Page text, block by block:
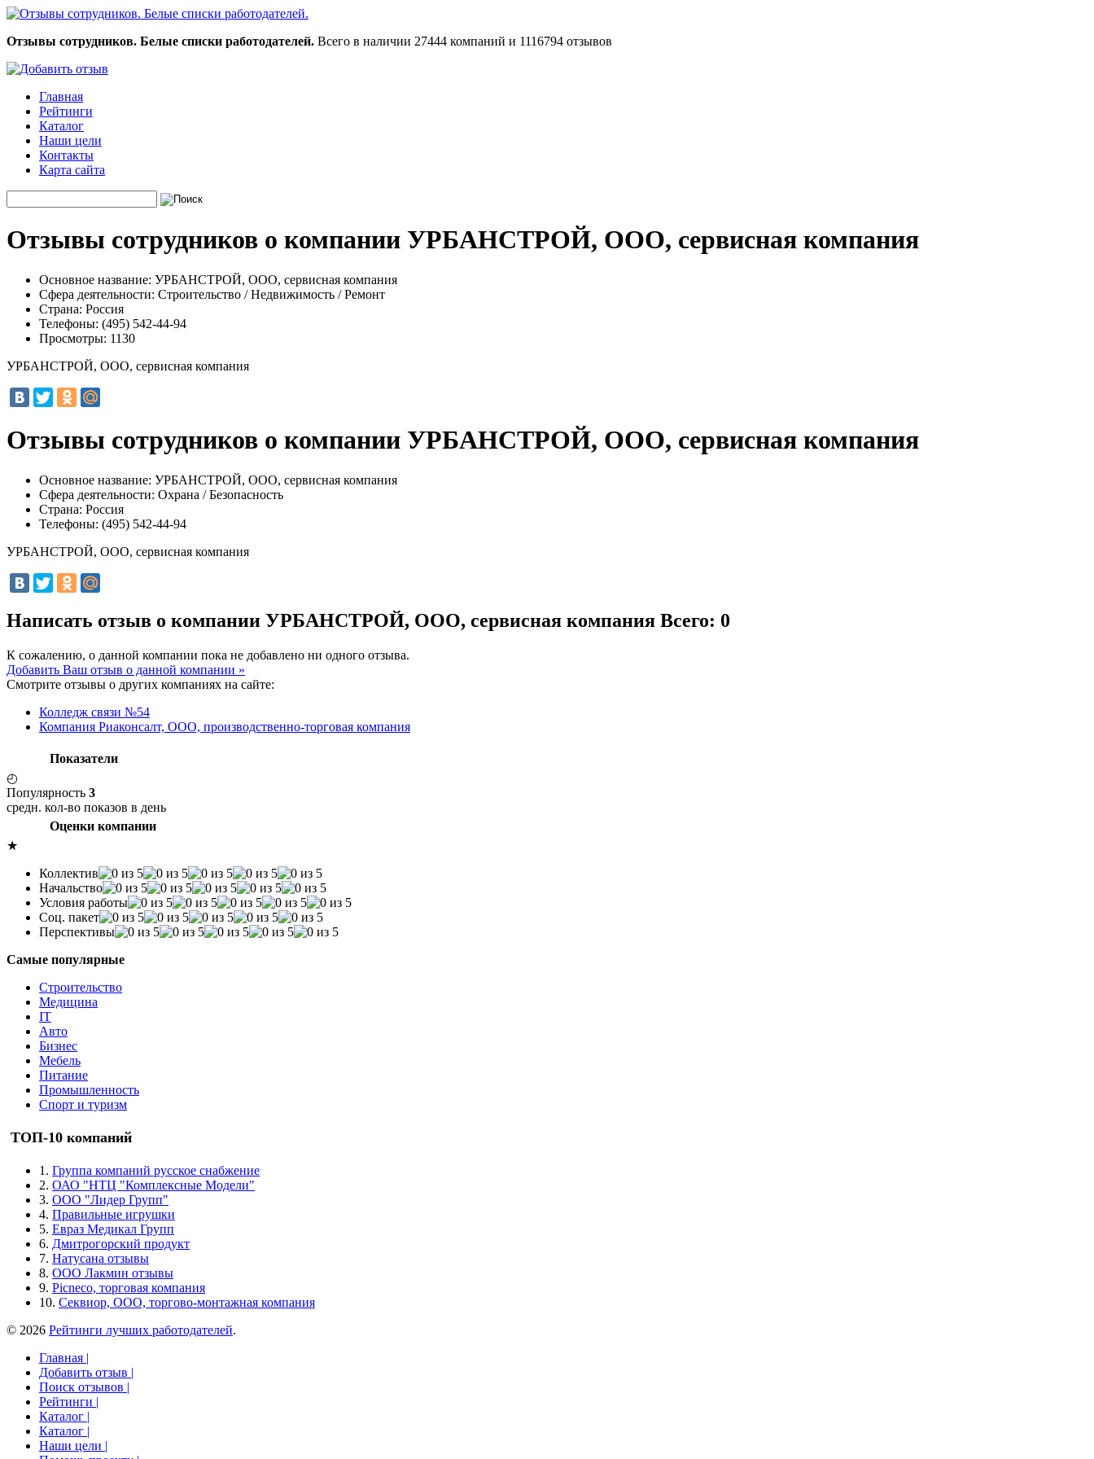
Отзывы сотрудников. Белые списки работодателей. Всего в наличии 27444 компаний и 1116794 отзывов
Главная
Рейтинги
Каталог
Наши цели
Контакты
Карта сайта
Отзывы сотрудников о компании УРБАНСТРОЙ, ООО, сервисная компания
Основное название: УРБАНСТРОЙ, ООО, сервисная компания
Сфера деятельности: Строительство / Недвижимость / Ремонт
Страна: Россия
Телефоны: (495) 542-44-94
Просмотры: 1130
УРБАНСТРОЙ, ООО, сервисная компания
Отзывы сотрудников о компании УРБАНСТРОЙ, ООО, сервисная компания
Основное название: УРБАНСТРОЙ, ООО, сервисная компания
Сфера деятельности: Охрана / Безопасность
Страна: Россия
Телефоны: (495) 542-44-94
УРБАНСТРОЙ, ООО, сервисная компания
Написать отзыв о компании УРБАНСТРОЙ, ООО, сервисная компания Всего: 0
К сожалению, о данной компании пока не добавлено ни одного отзыва.
Добавить Ваш отзыв о данной компании »
Смотрите отзывы о других компаниях на сайте:
Колледж связи №54
Компания Риаконсалт, ООО, производственно-торговая компания
Показатели
◴
Популярность 3
средн. кол-во показов в день
Оценки компании
★
Коллектив
Начальство
Условия работы
Соц. пакет
Перспективы
Самые популярные
Строительство
Медицина
IT
Авто
Бизнес
Мебель
Питание
Промышленность
Спорт и туризм
ТОП-10 компаний
1. Группа компаний русское снабжение
2. ОАО "НТЦ "Комплексные Модели"
3. ООО "Лидер Групп"
4. Правильные игрушки
5. Евраз Медикал Групп
6. Дмитрогорский продукт
7. Натусана отзывы
8. ООО Лакмин отзывы
9. Picneco, торговая компания
10. Секвиор, ООО, торгово-монтажная компания
© 2026 Рейтинги лучших работодателей.
Главная |
Добавить отзыв |
Поиск отзывов |
Рейтинги |
Каталог |
Каталог |
Наши цели |